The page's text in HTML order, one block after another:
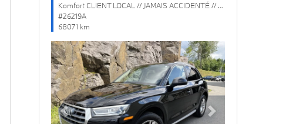
Komfort CLIENT LOCAL // JAMAIS ACCIDENTÉ // 1 SEUL PROPRIO
#26219A
68071 km
Previous Next